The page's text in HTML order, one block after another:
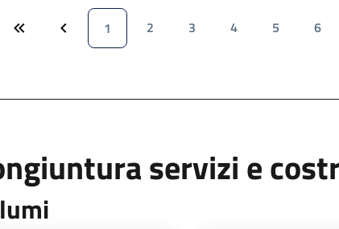
1 2 3 4 5 6
servizi e